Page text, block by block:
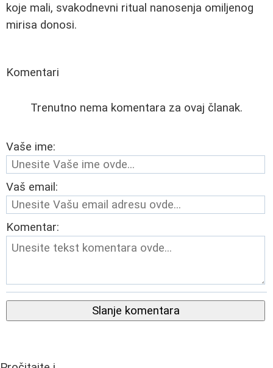
koje mali, svakodnevni ritual nanosenja omiljenog
mirisa donosi.
Komentari
Trenutno nema komentara za ovaj članak.
Vaše ime:
Vaš email:
Komentar:
Slanje komentara